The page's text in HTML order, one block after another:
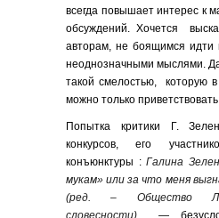
всегда повышает интерес к
обсуждений. Хочется
авторам, не боящимся идти
неоднозначными мыслями.
такой смелостью, которую в
можно только приветствовать
Попытка критики Г.
конкурсов, его
конъюнктуры :Галина
мукам» или за что меня
(ред. – Общество
словесности) —